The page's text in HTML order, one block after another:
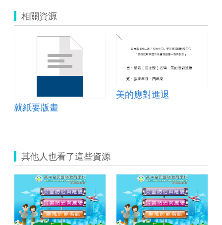
相關資源
就紙要版畫
美的應對進退
其他人也看了這些資源